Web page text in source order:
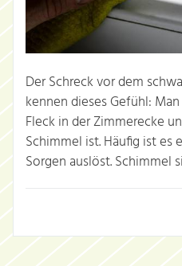
Der Schreck vor dem
kennen dieses Gefühl:
Fleck in der Zimmerecke
Schimmel ist. Häufig ist es
Sorgen auslöst. Schimmel